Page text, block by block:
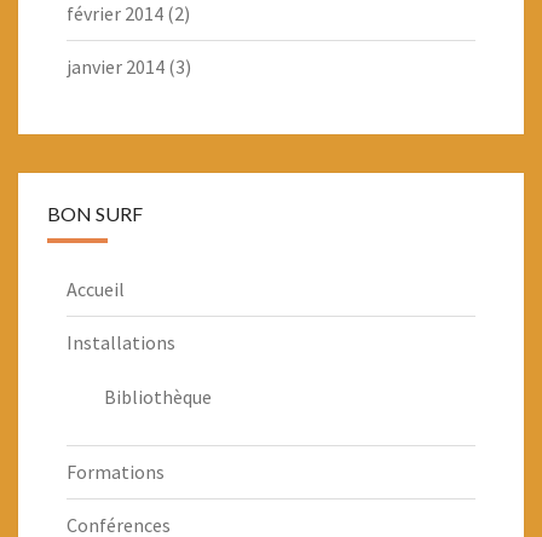
février 2014 (2)
janvier 2014 (3)
BON SURF
Accueil
Installations
Bibliothèque
Formations
Conférences